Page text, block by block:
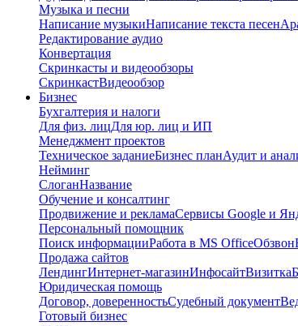
Музыка и песни
Написание музыкиНаписание текста песен
Редактирование аудио
Конвертация
Скринкасты и видеообзоры
СкринкастВидеообзор
Бизнес
Бухгалтерия и налоги
Для физ. лицДля юр. лиц и ИП
Менеджмент проектов
Техническое заданиеБизнес планАудит и
Нейминг
СлоганНазвание
Обучение и консалтинг
Продвижение и рекламаСервисы Google и
Персональный помощник
Поиск информацииРабота в MS OfficeОбзвон
Продажа сайтов
ЛендингИнтернет-магазинИнфосайтВизитка
Юридическая помощь
Договор, доверенностьСудебный документ
Готовый бизнес